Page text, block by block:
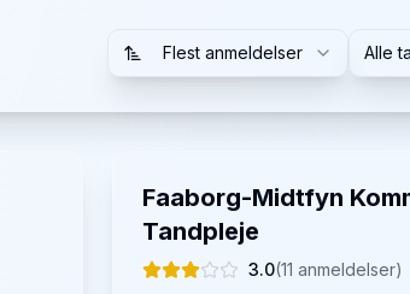
Flest anmeldelser Alle
Faaborg-Midtfyn
Tandpleje
3.0(11 anmeldelser)